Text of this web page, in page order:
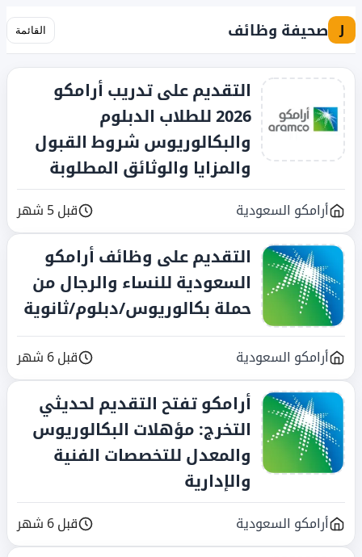
J صحيفة وظائف القائمة
التقديم على تدريب أرامكو
2026 للطلاب الدبلوم
والبكالوريوس شروط القبول
والمزايا والوثائق المطلوبة
أرامكو السعودية قبل 5 شهر
التقديم على وظائف أرامكو
السعودية للنساء والرجال من
حملة بكالوريوس/دبلوم/ثانوية
أرامكو السعودية قبل 6 شهر
أرامكو تفتح التقديم لحديثي
التخرج: مؤهلات البكالوريوس
والمعدل للتخصصات الفنية
والإدارية
أرامكو السعودية قبل 6 شهر